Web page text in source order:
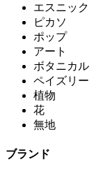
エスニック
ピカソ
ポップ
アート
ボタニカル
ペイズリー
植物
花
無地
ブランド